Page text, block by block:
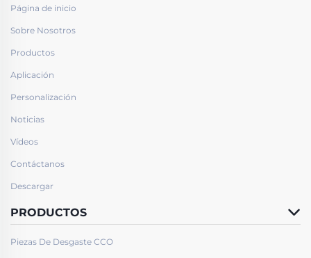
Página de inicio
Sobre Nosotros
Productos
Aplicación
Personalización
Noticias
Vídeos
Contáctanos
Descargar
PRODUCTOS
Piezas De Desgaste CCO